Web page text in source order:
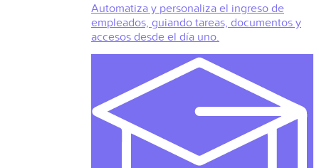
Automatiza y personaliza el ingreso de
empleados, guiando tareas, documentos y
accesos desde el día uno.